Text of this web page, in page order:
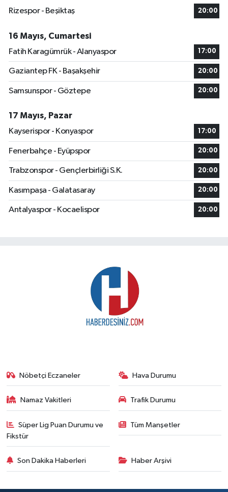
Rizespor - Beşiktaş
20:00
16 Mayıs, Cumartesi
Fatih Karagümrük - Alanyaspor
17:00
Gaziantep FK - Başakşehir 20:00
Samsunspor - Göztepe 20:00
17 Mayıs, Pazar
Kayserispor - Konyaspor
17:00
Fenerbahçe - Eyüpspor 20:00
Trabzonspor - Gençlerbirliği S.K. 20:00
Kasımpaşa - Galatasaray 20:00
Antalyaspor - Kocaelispor 20:00
Nöbetçi Eczaneler Hava Durumu
Namaz Vakitleri Trafik Durumu
Süper Lig Puan Durumu ve
Fikstür
Tüm Manşetler
Son Dakika Haberleri Haber Arşivi